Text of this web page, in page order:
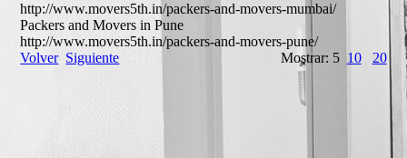
http:­//­www.­movers5th.­in/­packers-­and-­movers-­mumbai/­
Packers and Movers in Pune
http:­//­www.­movers5th.­in/­packers-­and-­movers-­pune/­
Volver Siguiente Mostrar: 5 10 20